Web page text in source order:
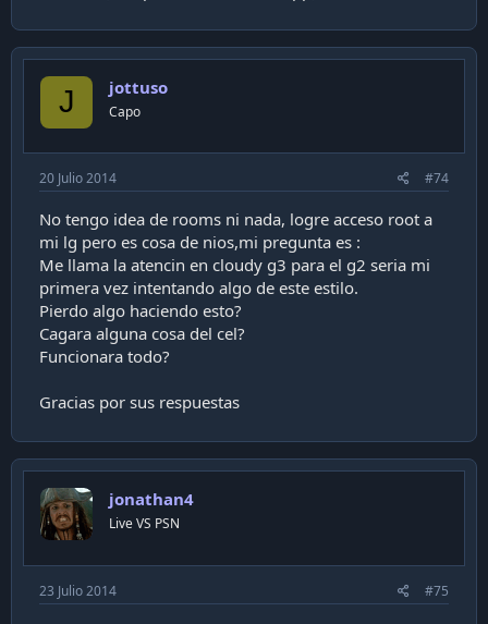
J jottuso
Capo
20 Julio 2014 #74
No tengo idea de rooms ni nada, logre acceso root a
mi lg pero es cosa de nios,mi pregunta es :
Me llama la atencin en cloudy g3 para el g2 seria mi
primera vez intentando algo de este estilo.
Pierdo algo haciendo esto?
Cagara alguna cosa del cel?
Funcionara todo?
Gracias por sus respuestas
jonathan4
Live VS PSN
23 Julio 2014 #75